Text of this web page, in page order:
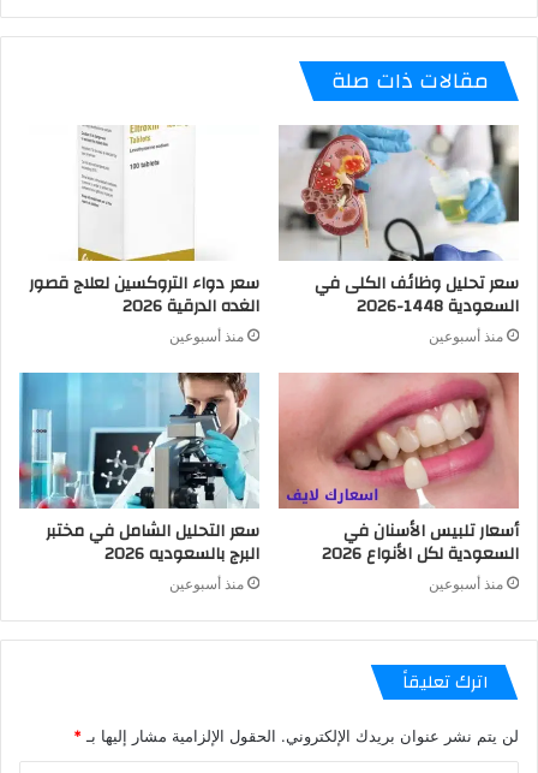
مقالات ذات صلة
سعر تحليل وظائف الكلى في
السعودية 1448-2026
منذ أسبوعين
سعر دواء التروكسين لعلاج قصور
الغده الدرقية 2026
منذ أسبوعين
أسعار تلبيس الأسنان في
السعودية لكل الأنواع 2026
منذ أسبوعين
سعر التحليل الشامل في مختبر
البرج بالسعوديه 2026
منذ أسبوعين
اترك تعليقاً
لن يتم نشر عنوان بريدك الإلكتروني. الحقول الإلزامية مشار إليها بـ *